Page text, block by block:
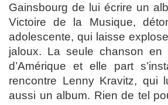
Gainsbourg de lui écrire un
Victoire de la Musique,
adolescente, qui laisse
jaloux. La seule chanson en
d’Amérique et elle part
rencontre Lenny Kravitz, qui
aussi un album. Rien de tel